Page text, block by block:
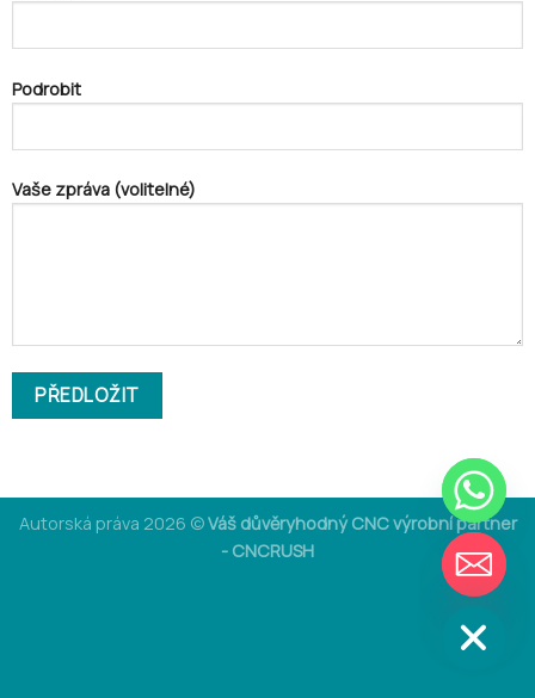
Podrobit
Vaše zpráva (volitelné)
Autorská práva 2026 ©Váš důvěryhodný CNC výrobní partner
- CNCRUSH
SKRÝT
CHATY